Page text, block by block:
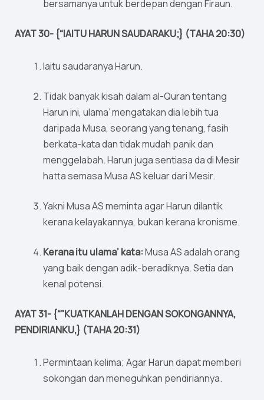
bersamanya untuk berdepan dengan Firaun.
AYAT 30- {“IAITU HARUN SAUDARAKU;} (TAHA 20:30)
Iaitu saudaranya Harun.
Tidak banyak kisah dalam al-Quran tentang
Harun ini, ulama’ mengatakan dia lebih tua
daripada Musa, seorang yang tenang, fasih
berkata-kata dan tidak mudah panik dan
menggelabah. Harun juga sentiasa da di Mesir
hatta semasa Musa AS keluar dari Mesir.
Yakni Musa AS meminta agar Harun dilantik
kerana kelayakannya, bukan kerana kronisme.
Kerana itu ulama’ kata:Musa AS adalah orang
yang baik dengan adik-beradiknya. Setia dan
kenal potensi.
AYAT 31- {“”KUATKANLAH DENGAN SOKONGANNYA,
PENDIRIANKU,} (TAHA 20:31)
Permintaan kelima; Agar Harun dapat memberi
sokongan dan meneguhkan pendiriannya.